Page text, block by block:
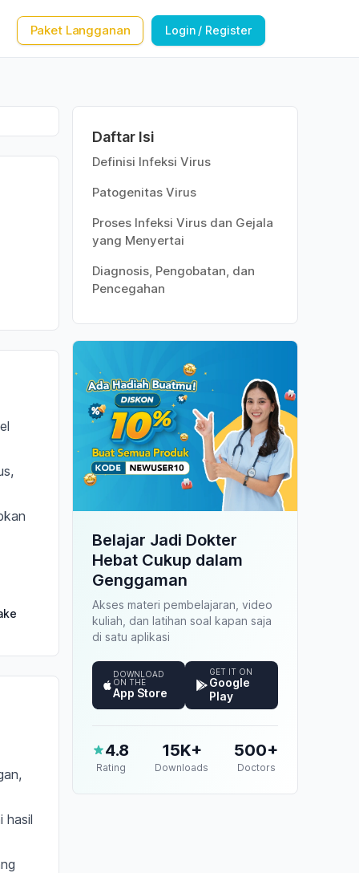
Paket Langganan Login / Register
hasil
Daftar Isi
Definisi Infeksi Virus
Patogenitas Virus
Proses Infeksi Virus dan Gejala
yang Menyertai
Diagnosis, Pengobatan, dan
Pencegahan
Belajar Jadi Dokter
Hebat Cukup dalam
Genggaman
Akses materi pembelajaran, video
kuliah, dan latihan soal kapan saja
di satu aplikasi
DOWNLOAD
ON THE
App Store
GET IT ON
Google
Play
4.8
Rating
15K+
Downloads
500+
Doctors